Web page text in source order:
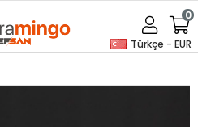
Türkçe - EUR
0